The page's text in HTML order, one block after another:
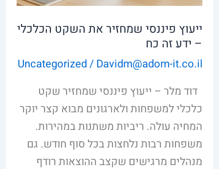
ייעוץ פיננסי שמחזיר את השקט הכלכלי
– ידע זה כח
Uncategorized/Davidm@adom-it.co.il
דוד מלר – ייעוץ פיננסי שמחזיר שקט
כלכלי למשפחות ולארגונים מבוא קצר יוקר
המחיה עולה. ריביות משתנות במהירות.
משפחות רבות נלחצות בכל סוף חודש. גם
מנהלים מרגישים שקצב ההוצאות רודף